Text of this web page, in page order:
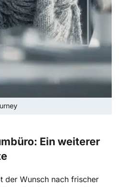
Ein weiterer
der Wunsch nach frischer